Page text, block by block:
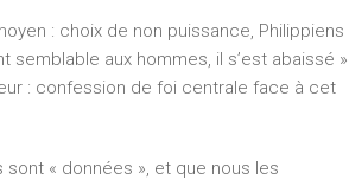
: choix de non puissance, Philippiens
semblable aux hommes, il s’est abaissé »
: confession de foi centrale face à cet
« données », et que nous les